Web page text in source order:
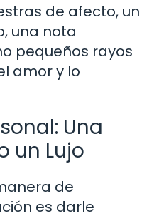
de afecto, un
una nota
pequeños rayos
amor y lo
Una
un Lujo
de
es darle